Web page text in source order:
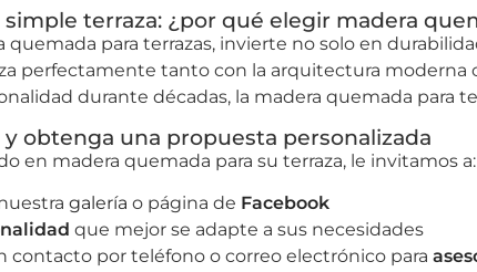
simple terraza: ¿por qué elegir madera
quemada para terrazas, invierte no solo en
perfectamente tanto con la arquitectura moderna
durante décadas, la madera quemada para
obtenga una propuesta personalizada
en madera quemada para su terraza, le invitamos a:
galería o página de Facebook
que mejor se adapte a sus necesidades
contacto por teléfono o correo electrónico para